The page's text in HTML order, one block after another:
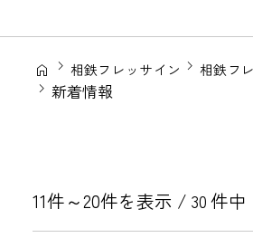
相鉄フレッサイン 相鉄フ
新着情報
11件～20件を表示 / 30件中